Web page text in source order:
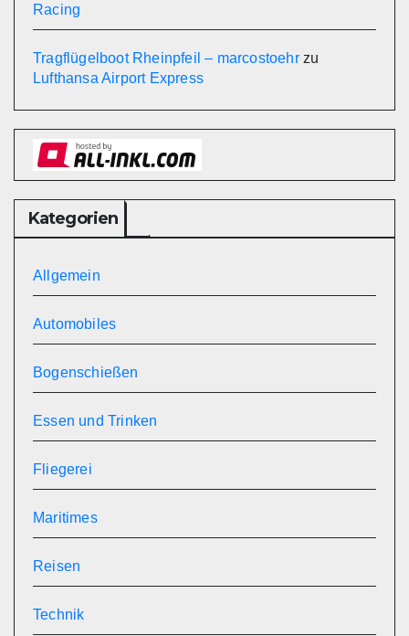
Racing
Tragflügelboot Rheinpfeil – marcostoehrzu
Lufthansa Airport Express
Kategorien
Allgemein
Automobiles
Bogenschießen
Essen und Trinken
Fliegerei
Maritimes
Reisen
Technik